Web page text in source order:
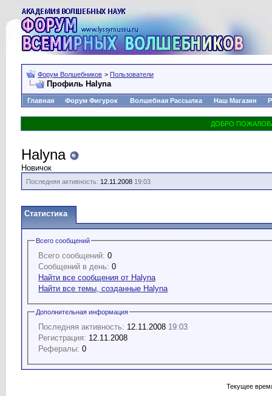
Форум Волшебников > Пользователи
Профиль Halyna
Главная Форум Фигурок Волшебная Рассылка Наш Магазин
Halyna
Новичок
Последняя активность: 12.11.2008 19:03
Статистика
Всего сообщений
Всего сообщений: 0
Сообщений в день: 0
Найти все сообщения от Halyna
Найти все темы, созданные Halyna
Дополнительная информация
Последняя активность: 12.11.2008 19:03
Регистрация: 12.11.2008
Рефералы: 0
Текущее